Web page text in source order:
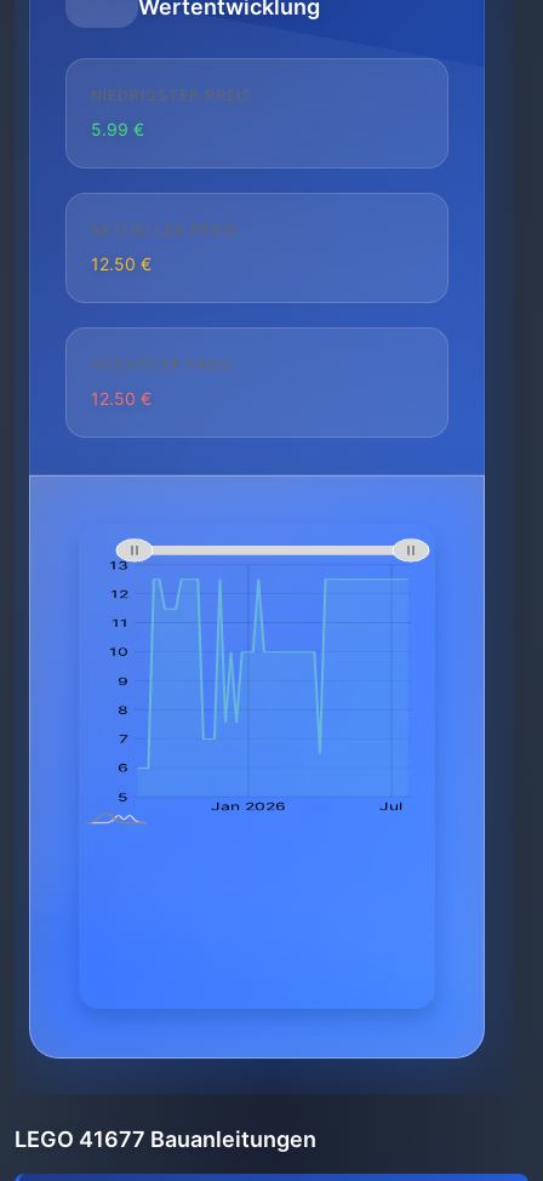
Wertentwicklung
NIEDRIGSTER PREIS
5.99 €
AKTUELLER PREIS
12.50 €
HÖCHSTER PREIS
12.50 €
LEGO 41677 Bauanleitungen